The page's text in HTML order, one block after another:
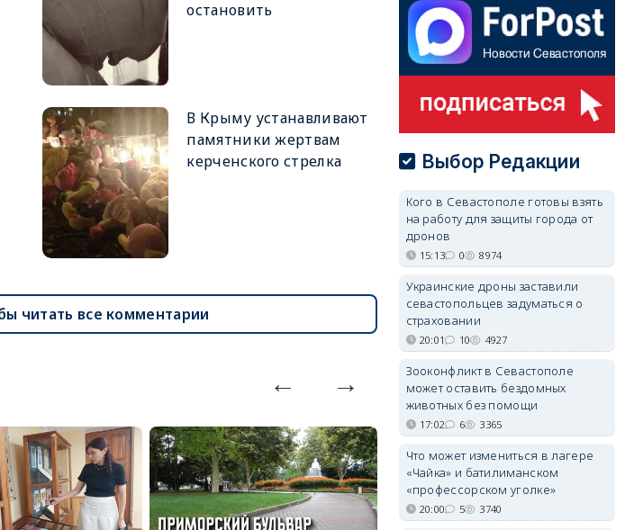
остановить
В Крыму устанавливают
памятники жертвам
керченского стрелка
читать все комментарии
Выбор Редакции
Кого в Севастополе готовы взять
на работу для защиты города от
дронов
15:13 0 8974
Украинские дроны заставили
севастопольцев задуматься о
страховании
20:01 10 4927
Зооконфликт в Севастополе
может оставить бездомных
животных без помощи
17:02 6 3365
Что может измениться в лагере
«Чайка» и батилиманском
«профессорском уголке»
20:00 5 3740